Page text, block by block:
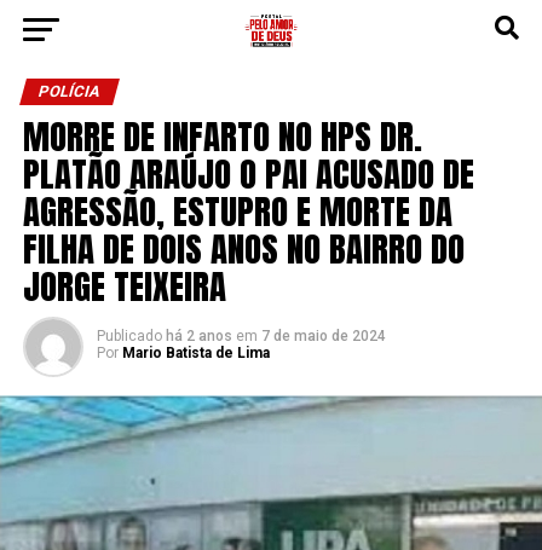
POLÍCIA
MORRE DE INFARTO NO HPS DR.
PLATÃO ARAÚJO O PAI ACUSADO DE
AGRESSÃO, ESTUPRO E MORTE DA
FILHA DE DOIS ANOS NO BAIRRO DO
JORGE TEIXEIRA
Publicado há 2 anos em 7 de maio de 2024
Por Mario Batista de Lima